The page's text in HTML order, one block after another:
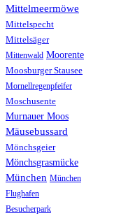
Mittelmeermöwe
Mittelspecht
Mittelsäger
Mittenwald Moorente
Moosburger Stausee
Mornellregenpfeifer
Moschusente
Murnauer Moos
Mäusebussard
Mönchsgeier
Mönchsgrasmücke
München München
Flughafen
Besucherpark